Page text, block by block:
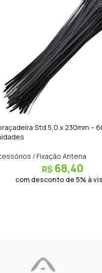
Std 5,0 x 230mm –
/ Fixação Antena
R$ 68,40
com desconto de 5% à